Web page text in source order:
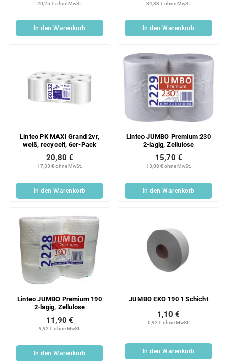
20,25 € ohne MwSt.
In den Warenkorb
34,83 € ohne MwSt.
In den Warenkorb
Linteo PK MAXI Grand 2vr,
weiß, recycelt, 6er-Pack
17,33 € ohne MwSt.
20,80 €
In den Warenkorb
Linteo JUMBO Premium 230
2-lagig, Zellulose
13,08 € ohne MwSt.
15,70 €
In den Warenkorb
Linteo JUMBO Premium 190
2-lagig, Zellulose
9,92 € ohne MwSt.
11,90 €
In den Warenkorb
JUMBO EKO 190 1 Schicht
0,92 € ohne MwSt.
1,10 €
In den Warenkorb